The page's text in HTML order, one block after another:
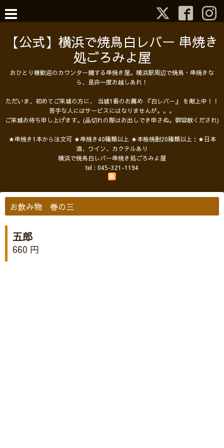
【公式】横浜で焼鳥白レバー 串焼き
処ごろみよ屋
おひとり様歓迎のカウンター擁する串焼き屋。横浜駅周辺で焼鳥・串焼きな
ら、是非一度お越しあれ！
ただいま、初めてご来城の方に、 当城1番のお薦め 『白レバー』 を献上中！！
苦手な人にはサービスにはなりませんが。。。
ご来城お待ち申し上げます。(品切れの際はお出しでき申さぬ。御容赦くだされ)
★串焼き1本から注文可 ★串焼き40種類以上 ★本格焼酎20種類以上：★日本
酒、ワイン、カクテルあり
横浜で焼鳥白レバー串焼き処ごろみよ屋
tel : 045-321-1194
お飲み物 巻の三
五郎
660 円